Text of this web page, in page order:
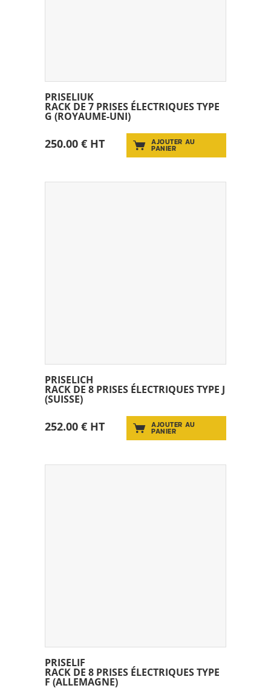
PRISELIUK
RACK DE 7 PRISES ÉLECTRIQUES TYPE
G (ROYAUME-UNI)
250.00 € HT AJOUTER AU
PANIER
PRISELICH
RACK DE 8 PRISES ÉLECTRIQUES TYPE J
(SUISSE)
252.00 € HT AJOUTER AU
PANIER
PRISELIF
RACK DE 8 PRISES ÉLECTRIQUES TYPE
F (ALLEMAGNE)